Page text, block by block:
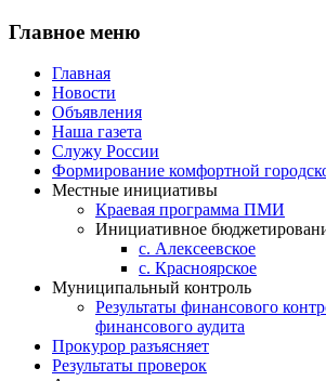
Главное меню
Главная
Новости
Объявления
Наша газета
Служу России
Формирование комфортной
Местные инициативы
Краевая программа ПМИ
Инициативное
с. Алексеевское
с. Красноярское
Муниципальный контроль
Результаты финансового
финансового аудита
Прокурор разъясняет
Результаты проверок